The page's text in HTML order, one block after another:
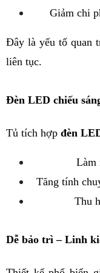
Giảm chi
Đây là yếu tố quan
liên tục.
Đèn LED chiếu
Tủ tích hợp đèn
Làm
Tăng tính
Thu
Dễ bảo trì – Linh